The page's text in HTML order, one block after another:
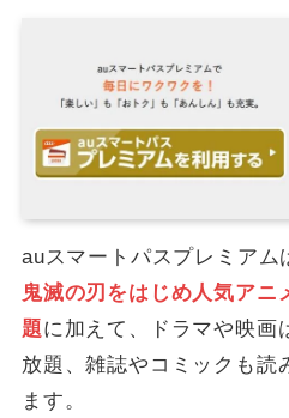
auスマートパスプレミアム
鬼滅の刃をはじめ人気アニ
題に加えて、ドラマや映画
放題、雑誌やコミックも読
ます。